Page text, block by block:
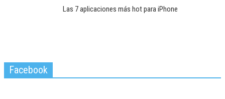
Las 7 aplicaciones más hot para iPhone
Facebook